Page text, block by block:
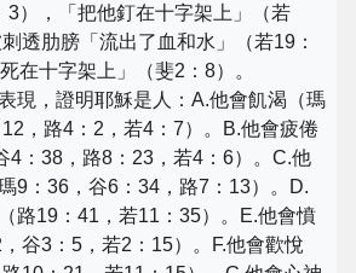
3），「把他釘在十字架上」（若
透肋膀「流出了血和水」（若19：
在十字架上」（斐2：8）。
現，證明耶穌是人：A.他會飢渴（瑪
，路4：2，若4：7）。B.他會疲倦
4：38，路8：23，若4：6）。C.他
9：36，谷6：34，路7：13）。D.
路19：41，若11：35）。E.他會憤
谷3：5，若2：15）。F.他會歡悅